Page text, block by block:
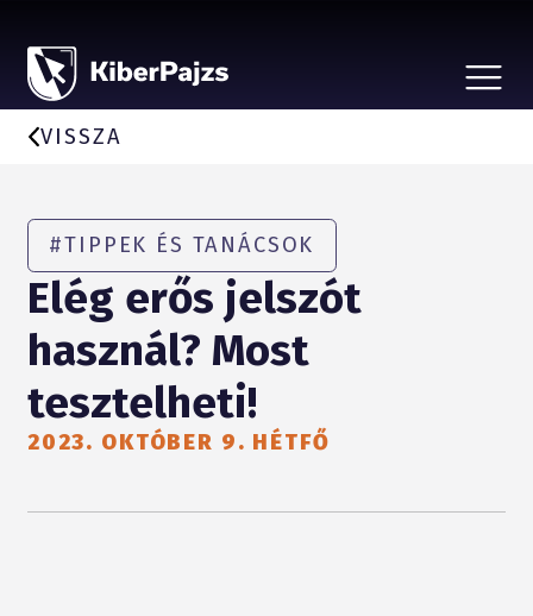
CSALÁSTÍPUSOK
HÍREK
PARTNEREKNEK
VISSZA
#TIPPEK ÉS TANÁCSOK
Elég erős jelszót
használ? Most
tesztelheti!
2023. OKTÓBER 9. HÉTFŐ